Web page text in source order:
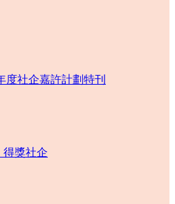
度社企嘉許計劃特刊
得獎社企